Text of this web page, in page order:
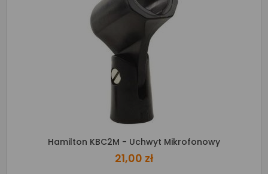
Hamilton KBC2M - Uchwyt Mikrofonowy
21,00 zł